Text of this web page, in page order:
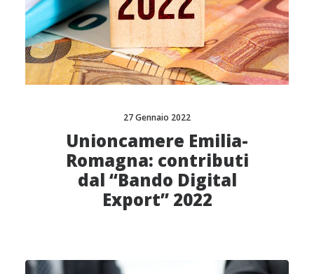
27 Gennaio 2022
Unioncamere Emilia-
Romagna: contributi
dal “Bando Digital
Export” 2022